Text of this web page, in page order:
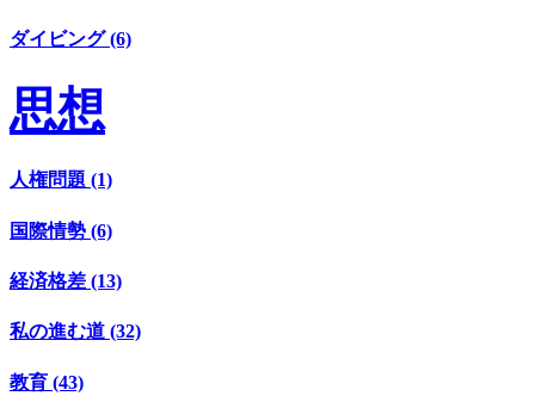
ダイビング (6)
思想
人権問題 (1)
国際情勢 (6)
経済格差 (13)
私の進む道 (32)
教育 (43)